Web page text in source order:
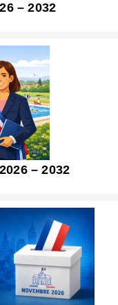
– 2032
– 2032